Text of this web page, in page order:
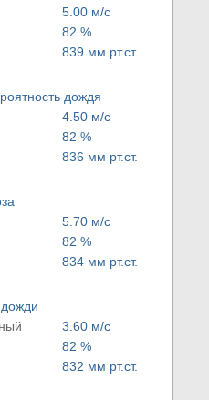
5.00 м/с
82 %
839 мм рт.ст.
дождя
4.50 м/с
82 %
836 мм рт.ст.
5.70 м/с
82 %
834 мм рт.ст.
3.60 м/с
82 %
832 мм рт.ст.